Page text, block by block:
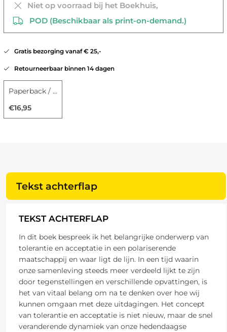
Niet op voorraad bij het Boekhuis,
POD (Beschikbaar als print-on-demand.)
Gratis bezorging vanaf € 25,-
Retourneerbaar binnen 14 dagen
Paperback / softback
€16,95
Tekst achterflap
TEKST ACHTERFLAP
In dit boek bespreek ik het belangrijke onderwerp van
tolerantie en acceptatie in een polariserende
maatschappij en waar ligt de lijn. In een tijd waarin
onze samenleving steeds meer verdeeld lijkt te zijn
door tegenstellingen en verschillende opvattingen, is
het van vitaal belang om na te denken over hoe wij
kunnen omgaan met deze uitdagingen. Het concept
van tolerantie en acceptatie is niet nieuw, maar de snel
veranderende dynamiek van onze hedendaagse